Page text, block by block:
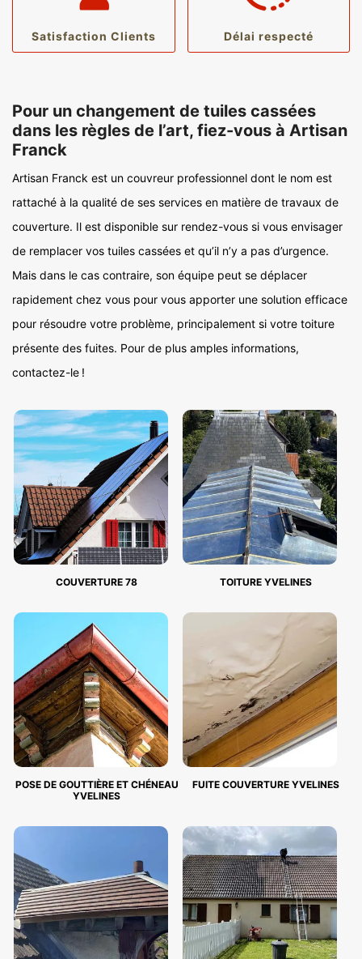
Satisfaction Clients Délai respecté
Pour un changement de tuiles cassées
dans les règles de l’art, fiez-vous à Artisan
Franck
Artisan Franck est un couvreur professionnel dont le nom est
rattaché à la qualité de ses services en matière de travaux de
couverture. Il est disponible sur rendez-vous si vous envisager
de remplacer vos tuiles cassées et qu’il n’y a pas d’urgence.
Mais dans le cas contraire, son équipe peut se déplacer
rapidement chez vous pour vous apporter une solution efficace
pour résoudre votre problème, principalement si votre toiture
présente des fuites. Pour de plus amples informations,
contactez-le !
COUVERTURE 78 TOITURE YVELINES
POSE DE GOUTTIÈRE ET CHÉNEAU
YVELINES
FUITE COUVERTURE YVELINES